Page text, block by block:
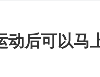
动后可以马